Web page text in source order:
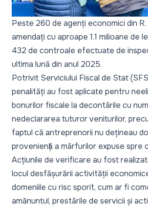
Peste 260 de agenți economici din
amendați cu aproape 1.1 milioane de
432 de controale efectuate de
ultima lună din anul 2025.
Potrivit Serviciului Fiscal de Stat
penalități au fost aplicate pentru
bonurilor fiscale la decontările cu
nedeclararea tuturor veniturilor,
faptul că antreprenorii nu dețineau
proveniență a mărfurilor expuse spre
Acțiunile de verificare au fost
locul desfășurării activității
domeniile cu risc sporit, cum ar fi
amănuntul, prestările de servicii și